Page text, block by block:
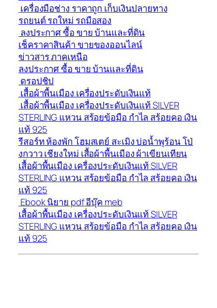
เครื่องมือช่าง ราคาถูก เก็บเงินปลายทาง
รถยนต์ รถใหม่ รถมือสอง
ลงประกาศ ซื้อ ขาย บ้านและที่ดิน
เช็คราคาสินค้า ขายของออนไลน์
ข่าวสาร ภาคเหนือ
ลงประกาศ ซื้อ ขาย บ้านและที่ดิน
ดรอปชิป
เสื้อผ้าพื้นเมือง เครื่องประดับเงินแท้
เสื้อผ้าพื้นเมือง เครื่องประดับเงินแท้ SILVER
STERLING แหวน สร้อยข้อมือ กำไล สร้อยคอ เงิน
แท้ 925
รีสอร์ท ห้องพัก โฮมสเตย์ สะเมิง บ่อน้ำพุร้อน โป่
งกวาว เชียงใหม่ เสื้อผ้าพื้นเมือง ผ้าเขียนเทียน
เสื้อผ้าพื้นเมือง เครื่องประดับเงินแท้ SILVER
STERLING แหวน สร้อยข้อมือ กำไล สร้อยคอ เงิน
แท้ 925
Ebook นิยาย pdf อีบุ๊ค meb
เสื้อผ้าพื้นเมือง เครื่องประดับเงินแท้ SILVER
STERLING แหวน สร้อยข้อมือ กำไล สร้อยคอ เงิน
แท้ 925